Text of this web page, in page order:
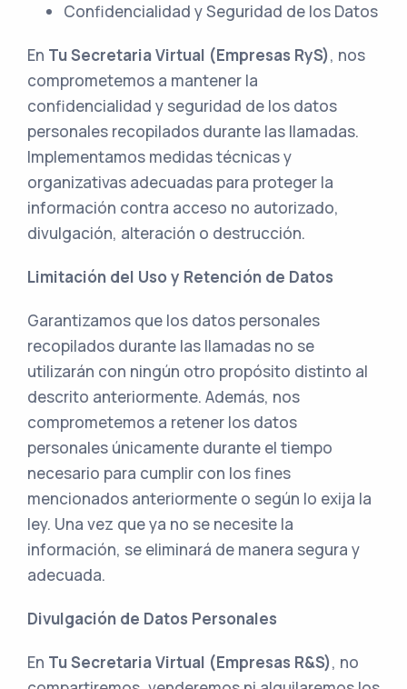
Confidencialidad y Seguridad de los Datos
En Tu Secretaria Virtual (Empresas RyS), nos
comprometemos a mantener la
confidencialidad y seguridad de los datos
personales recopilados durante las llamadas.
Implementamos medidas técnicas y
organizativas adecuadas para proteger la
información contra acceso no autorizado,
divulgación, alteración o destrucción.
Limitación del Uso y Retención de Datos
Garantizamos que los datos personales
recopilados durante las llamadas no se
utilizarán con ningún otro propósito distinto al
descrito anteriormente. Además, nos
comprometemos a retener los datos
personales únicamente durante el tiempo
necesario para cumplir con los fines
mencionados anteriormente o según lo exija la
ley. Una vez que ya no se necesite la
información, se eliminará de manera segura y
adecuada.
Divulgación de Datos Personales
En Tu Secretaria Virtual (Empresas R&S), no